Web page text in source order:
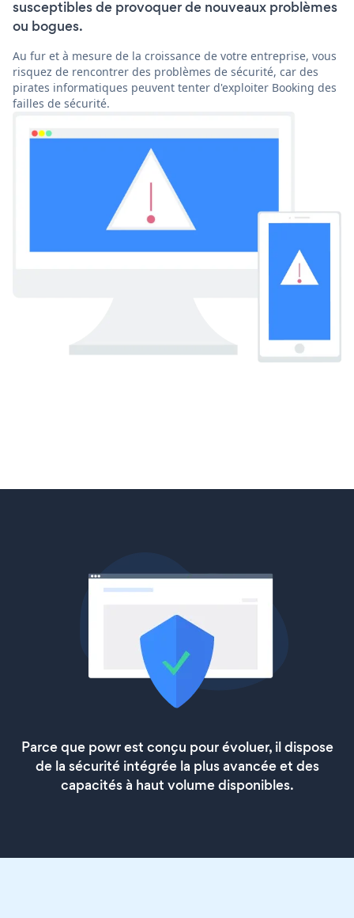
susceptibles de provoquer de nouveaux problèmes
ou bogues.
Au fur et à mesure de la croissance de votre entreprise, vous
risquez de rencontrer des problèmes de sécurité, car des
pirates informatiques peuvent tenter d'exploiter Booking des
failles de sécurité.
Parce que powr est conçu pour évoluer, il dispose
de la sécurité intégrée la plus avancée et des
capacités à haut volume disponibles.